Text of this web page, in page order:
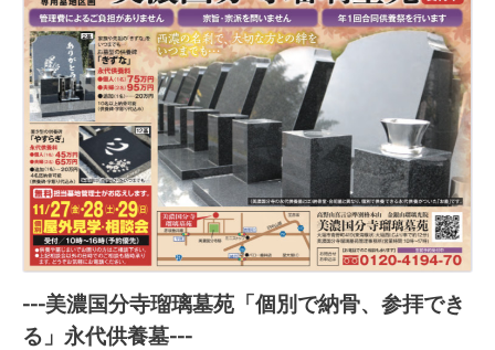
---美濃国分寺瑠璃墓苑「個別で納骨、参拝でき
る」永代供養墓---